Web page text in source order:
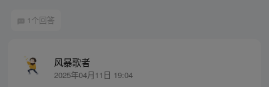
1个回答
风暴歌者
2025年04月11日 19:04